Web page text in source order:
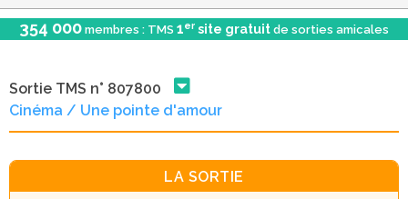
354 000 membres : TMS 1er site gratuit de sorties amicales
Sortie TMS n° 807800
Cinéma / Une pointe d'amour
LA SORTIE